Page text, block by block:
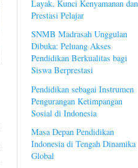
Layak, Kunci Kenyamanan dan
Prestasi Pelajar
SNMB Madrasah Unggulan
Dibuka: Peluang Akses
Pendidikan Berkualitas bagi
Siswa Berprestasi
Pendidikan sebagai Instrumen
Pengurangan Ketimpangan
Sosial di Indonesia
Masa Depan Pendidikan
Indonesia di Tengah Dinamika
Global